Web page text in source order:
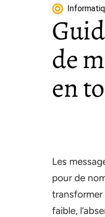
de
en
Les
pour de
faible,